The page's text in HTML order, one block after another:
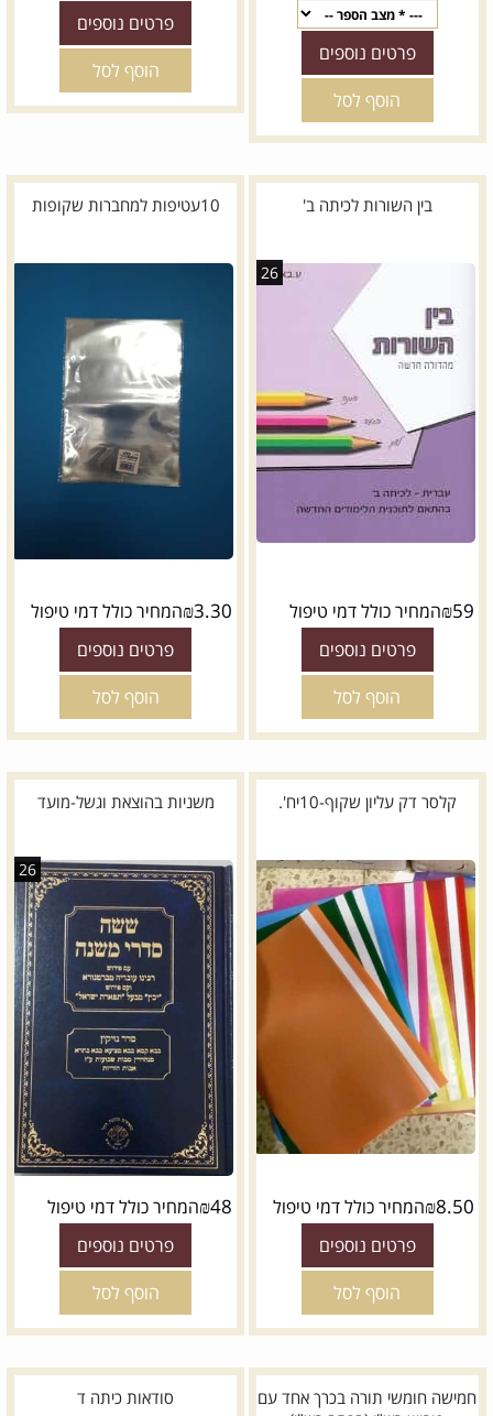
פרטים נוספים
הוסף לסל
פרטים נוספים
הוסף לסל
בין השורות לכיתה ב'
26
₪59 המחיר כולל דמי טיפול
פרטים נוספים
הוסף לסל
10עטיפות למחברות שקופות
₪3.30 המחיר כולל דמי טיפול
פרטים נוספים
הוסף לסל
קלסר דק עליון שקוף-10יח'.
₪8.50 המחיר כולל דמי טיפול
פרטים נוספים
הוסף לסל
משניות בהוצאת וגשל-מועד
26
₪48 המחיר כולל דמי טיפול
פרטים נוספים
הוסף לסל
חמישה חומשי תורה בכרך אחד עם
סודאות כיתה ד